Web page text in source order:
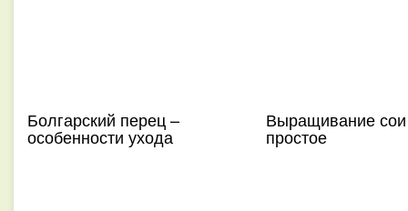
Болгарский перец –
особенности ухода
Выращивание
простое